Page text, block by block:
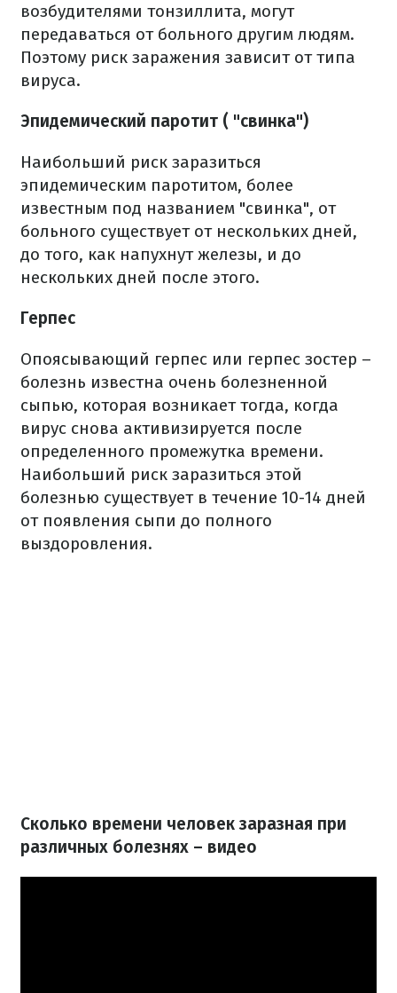
возбудителями тонзиллита, могут
передаваться от больного другим людям.
Поэтому риск заражения зависит от типа
вируса.
Эпидемический паротит ( "свинка")
Наибольший риск заразиться
эпидемическим паротитом, более
известным под названием "свинка", от
больного существует от нескольких дней,
до того, как напухнут железы, и до
нескольких дней после этого.
Герпес
Опоясывающий герпес или герпес зостер –
болезнь известна очень болезненной
сыпью, которая возникает тогда, когда
вирус снова активизируется после
определенного промежутка времени.
Наибольший риск заразиться этой
болезнью существует в течение 10-14 дней
от появления сыпи до полного
выздоровления.
Сколько времени человек заразная при
различных болезнях – видео